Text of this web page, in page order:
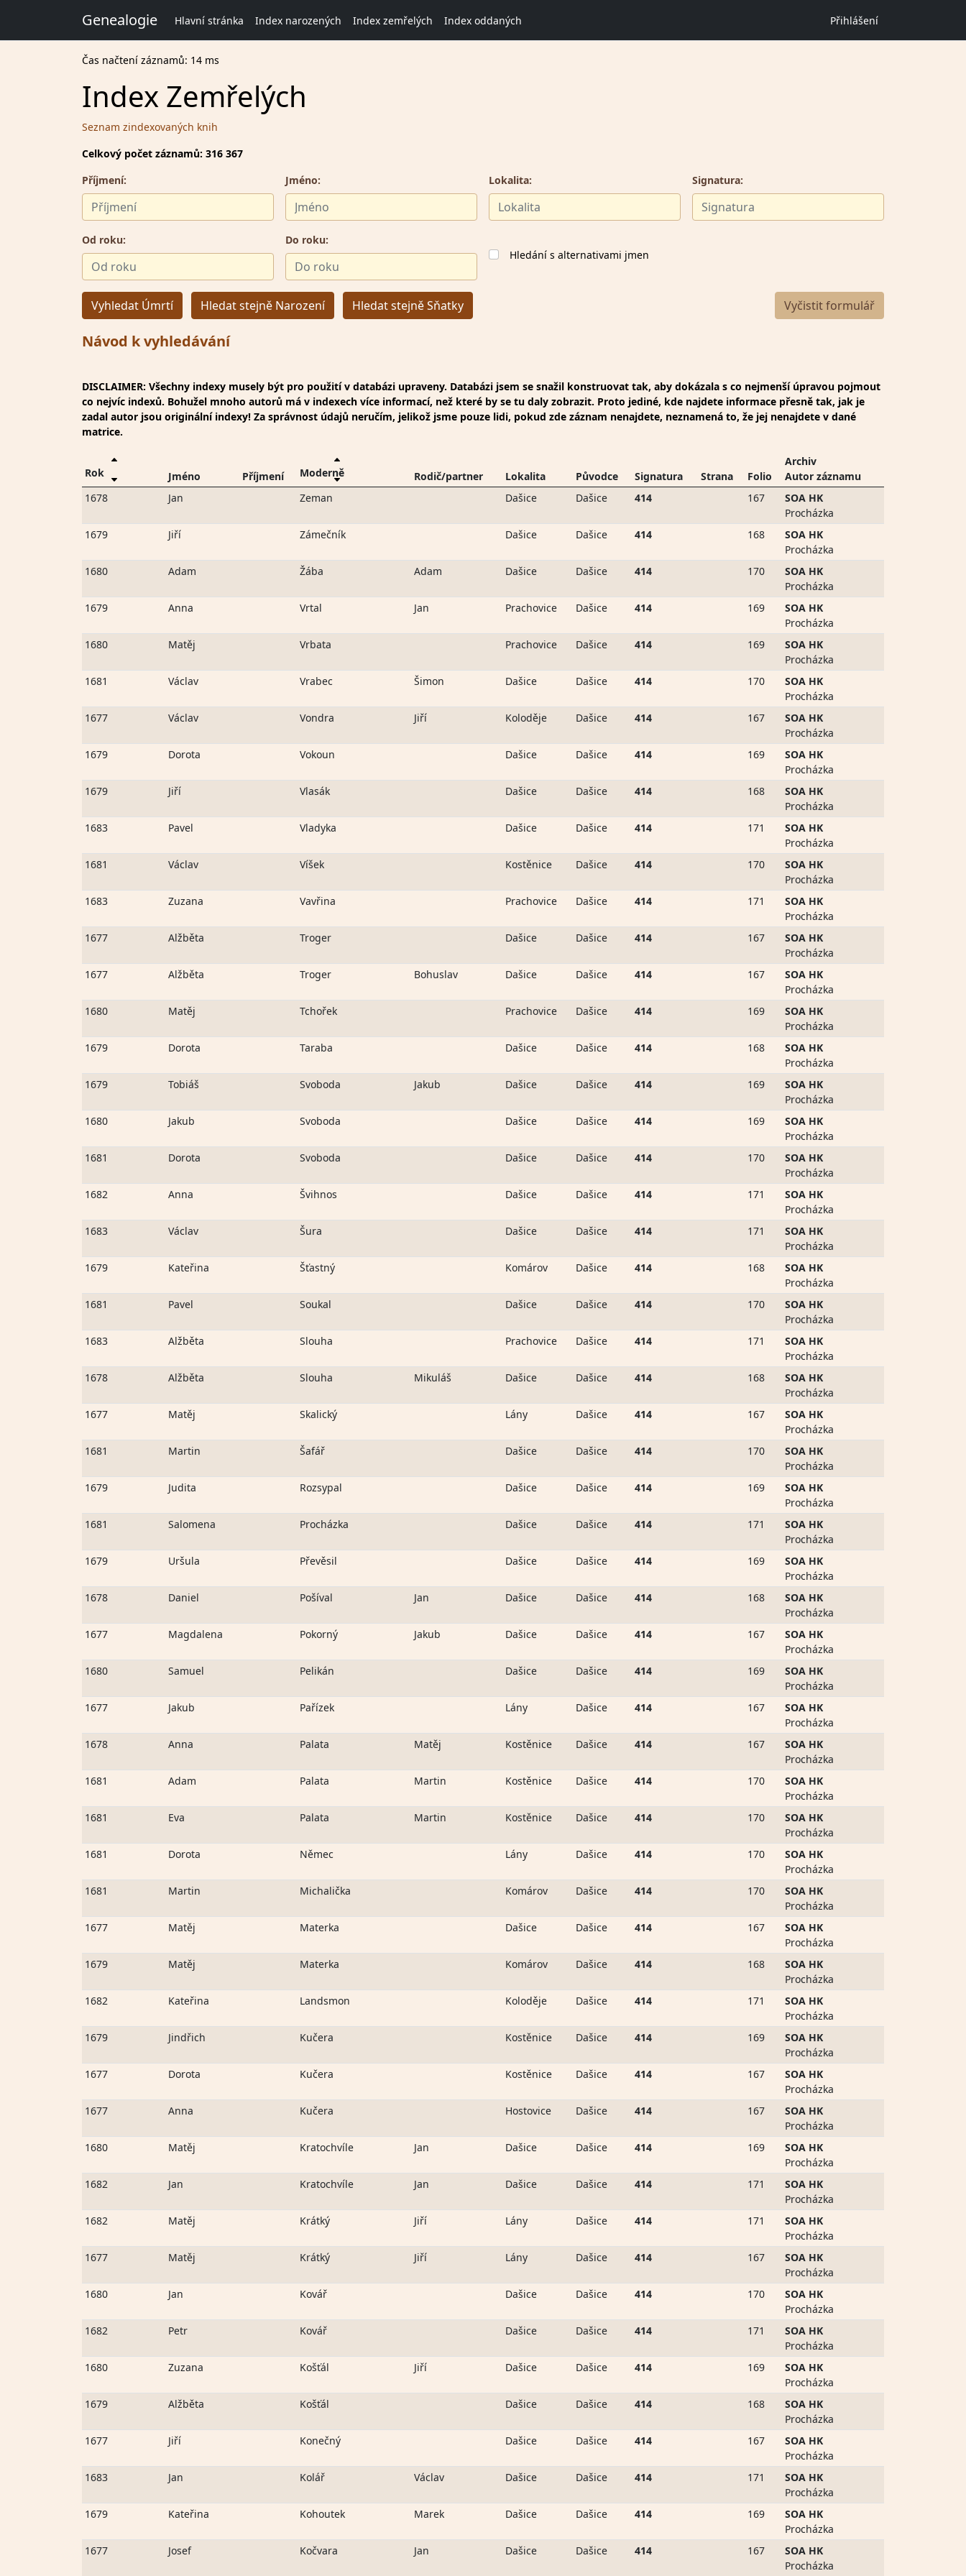
Genealogie Hlavní stránka Index narozených Index zemřelých Index oddaných Přihlášení
Čas načtení záznamů: 14 ms
Index Zemřelých
Seznam zindexovaných knih
Celkový počet záznamů: 316 367
Příjmení:
Jméno: Lokalita: Signatura:
Od roku:
Do roku:
Hledání s alternativami jmen
Vyhledat Úmrtí Hledat stejně Narození Hledat stejně Sňatky
Návod k vyhledávání
DISCLAIMER: Všechny indexy musely být pro použití v databázi upraveny. Databázi jsem se snažil konstruovat tak, aby dokázala s co nejmenší úpravou pojmout
co nejvíc indexů. Bohužel mnoho autorů má v indexech více informací, než které by se tu daly zobrazit. Proto jediné, kde najdete informace přesně tak, jak je
zadal autor jsou originální indexy! Za správnost údajů neručím, jelikož jsme pouze lidi, pokud zde záznam nenajdete, neznamená to, že jej nenajdete v dané
matrice.
Rok Jméno Příjmení Moderně Rodič/partner Lokalita Původce Signatura Strana Folio
Archiv
Autor záznamu
1678
Jan Zeman Dašice Dašice 414 167
SOA HK
Procházka
1679
Jiří Zámečník Dašice Dašice 414 168
SOA HK
Procházka
1680
Adam Žába Adam Dašice Dašice 414 170
SOA HK
Procházka
1679
Anna Vrtal Jan Prachovice Dašice 414 169
SOA HK
Procházka
1680
Matěj Vrbata Prachovice Dašice 414 169
SOA HK
Procházka
1681
Václav Vrabec Šimon Dašice Dašice 414 170
SOA HK
Procházka
1677
Václav Vondra Jiří Koloděje Dašice 414 167
SOA HK
Procházka
1679
Dorota Vokoun Dašice Dašice 414 169
SOA HK
Procházka
1679
Jiří Vlasák Dašice Dašice 414 168
SOA HK
Procházka
1683
Pavel Vladyka Dašice Dašice 414 171
SOA HK
Procházka
1681
Václav Víšek Kostěnice Dašice 414 170
SOA HK
Procházka
1683
Zuzana Vavřina Prachovice Dašice 414 171
SOA HK
Procházka
1677
Alžběta Troger Dašice Dašice 414 167
SOA HK
Procházka
1677
Alžběta Troger Bohuslav Dašice Dašice 414 167
SOA HK
Procházka
1680
Matěj Tchořek Prachovice Dašice 414 169
SOA HK
Procházka
1679
Dorota Taraba Dašice Dašice 414 168
SOA HK
Procházka
1679
Tobiáš Svoboda Jakub Dašice Dašice 414 169
SOA HK
Procházka
1680
Jakub Svoboda Dašice Dašice 414 169
SOA HK
Procházka
1681
Dorota Svoboda Dašice Dašice 414 170
SOA HK
Procházka
1682
Anna Švihnos Dašice Dašice 414 171
SOA HK
Procházka
1683
Václav Šura Dašice Dašice 414 171
SOA HK
Procházka
1679
Kateřina Šťastný Komárov Dašice 414 168
SOA HK
Procházka
1681
Pavel Soukal Dašice Dašice 414 170
SOA HK
Procházka
1683
Alžběta Slouha Prachovice Dašice 414 171
SOA HK
Procházka
1678
Alžběta Slouha Mikuláš Dašice Dašice 414 168
SOA HK
Procházka
1677
Matěj Skalický Lány Dašice 414 167
SOA HK
Procházka
1681
Martin Šafář Dašice Dašice 414 170
SOA HK
Procházka
1679
Judita Rozsypal Dašice Dašice 414 169
SOA HK
Procházka
1681
Salomena Procházka Dašice Dašice 414 171
SOA HK
Procházka
1679
Uršula Převěsil Dašice Dašice 414 169
SOA HK
Procházka
1678
Daniel Pošíval Jan Dašice Dašice 414 168
SOA HK
Procházka
1677
Magdalena Pokorný Jakub Dašice Dašice 414 167
SOA HK
Procházka
1680
Samuel Pelikán Dašice Dašice 414 169
SOA HK
Procházka
1677
Jakub Pařízek Lány Dašice 414 167
SOA HK
Procházka
1678
Anna Palata Matěj Kostěnice Dašice 414 167
SOA HK
Procházka
1681
Adam Palata Martin Kostěnice Dašice 414 170
SOA HK
Procházka
1681
Eva Palata Martin Kostěnice Dašice 414 170
SOA HK
Procházka
1681
Dorota Němec Lány Dašice 414 170
SOA HK
Procházka
1681
Martin Michalička Komárov Dašice 414 170
SOA HK
Procházka
1677
Matěj Materka Dašice Dašice 414 167
SOA HK
Procházka
1679
Matěj Materka Komárov Dašice 414 168
SOA HK
Procházka
1682
Kateřina Landsmon Koloděje Dašice 414 171
SOA HK
Procházka
1679
Jindřich Kučera Kostěnice Dašice 414 169
SOA HK
Procházka
1677
Dorota Kučera Kostěnice Dašice 414 167
SOA HK
Procházka
1677
Anna Kučera Hostovice Dašice 414 167
SOA HK
Procházka
1680
Matěj Kratochvíle Jan Dašice Dašice 414 169
SOA HK
Procházka
1682
Jan Kratochvíle Jan Dašice Dašice 414 171
SOA HK
Procházka
1682
Matěj Krátký Jiří Lány Dašice 414 171
SOA HK
Procházka
1677
Matěj Krátký Jiří Lány Dašice 414 167
SOA HK
Procházka
1680
Jan Kovář Dašice Dašice 414 170
SOA HK
Procházka
1682
Petr Kovář Dašice Dašice 414 171
SOA HK
Procházka
1680
Zuzana Košťál Jiří Dašice Dašice 414 169
SOA HK
Procházka
1679
Alžběta Košťál Dašice Dašice 414 168
SOA HK
Procházka
1677
Jiří Konečný Dašice Dašice 414 167
SOA HK
Procházka
1683
Jan Kolář Václav Dašice Dašice 414 171
SOA HK
Procházka
1679
Kateřina Kohoutek Marek Dašice Dašice 414 169
SOA HK
Procházka
1677
Josef Kočvara Jan Dašice Dašice 414 167
SOA HK
Procházka